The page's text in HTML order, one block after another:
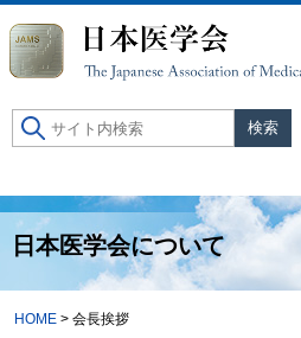
日本医学会について
HOME > 会長挨拶